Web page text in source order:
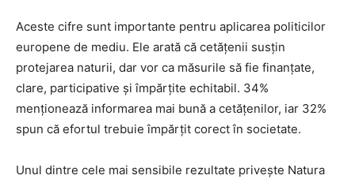
Aceste cifre sunt importante pentru aplicarea politicilor
europene de mediu. Ele arată că cetățenii susțin
protejarea naturii, dar vor ca măsurile să fie finanțate,
clare, participative și împărțite echitabil. 34%
menționează informarea mai bună a cetățenilor, iar 32%
spun că efortul trebuie împărțit corect în societate.
Unul dintre cele mai sensibile rezultate privește Natura